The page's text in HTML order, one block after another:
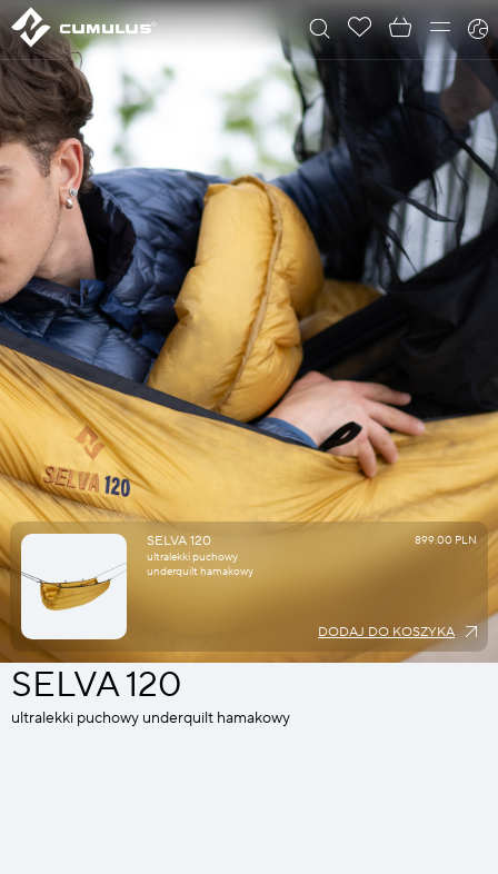
SELVA 120
ultralekki puchowy
underquilt hamakowy
899.00 PLN
DODAJ DO KOSZYKA
SELVA 120
ultralekki puchowy underquilt hamakowy